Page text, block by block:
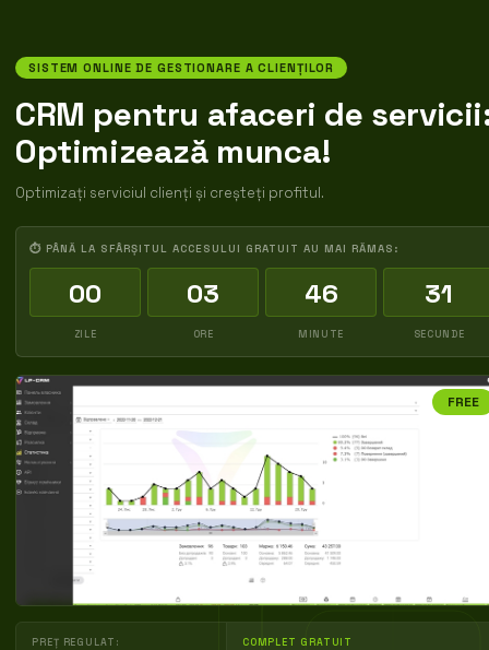
SISTEM ONLINE DE GESTIONARE A CLIENȚILOR
CRM pentru afaceri de
Optimizează munca!
Optimizați serviciul clienți și creșteți profitul.
⏱ PÂNĂ LA SFÂRȘITUL ACCESULUI GRATUIT AU MAI RĂMAS:
00
ZILE
03
ORE
46
MINUTE
30
SECUNDE
FREE
PREȚ REGULAT: COMPLET GRATUIT